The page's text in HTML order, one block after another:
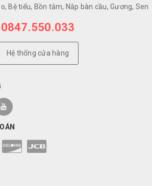
Bệ tiểu, Bồn tắm, Nắp bàn cầu, Gương, Sen
0847.550.033
Hệ thống cửa hàng